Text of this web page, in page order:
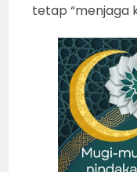
tetap “menjaga